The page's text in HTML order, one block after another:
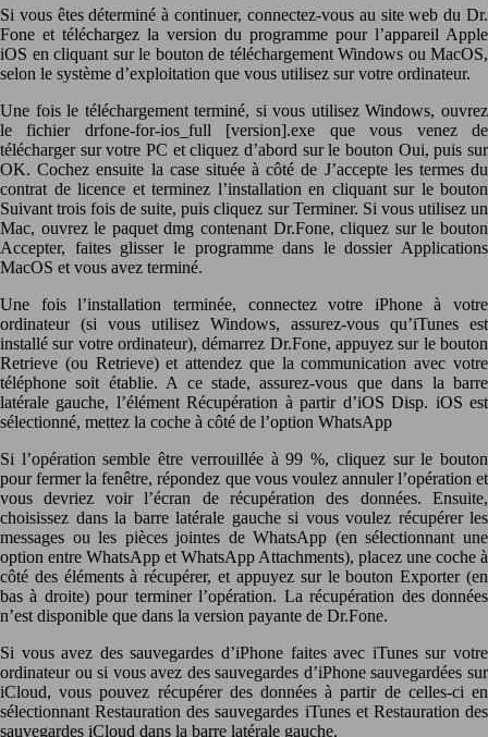
Si vous êtes déterminé à continuer, connectez-vous au site web du Dr.
Fone et téléchargez la version du programme pour l’appareil Apple
iOS en cliquant sur le bouton de téléchargement Windows ou MacOS,
selon le système d’exploitation que vous utilisez sur votre ordinateur.
Une fois le téléchargement terminé, si vous utilisez Windows, ouvrez
le fichier drfone-for-ios_full [version].exe que vous venez de
télécharger sur votre PC et cliquez d’abord sur le bouton Oui, puis sur
OK. Cochez ensuite la case située à côté de J’accepte les termes du
contrat de licence et terminez l’installation en cliquant sur le bouton
Suivant trois fois de suite, puis cliquez sur Terminer. Si vous utilisez un
Mac, ouvrez le paquet dmg contenant Dr.Fone, cliquez sur le bouton
Accepter, faites glisser le programme dans le dossier Applications
MacOS et vous avez terminé.
Une fois l’installation terminée, connectez votre iPhone à votre
ordinateur (si vous utilisez Windows, assurez-vous qu’iTunes est
installé sur votre ordinateur), démarrez Dr.Fone, appuyez sur le bouton
Retrieve (ou Retrieve) et attendez que la communication avec votre
téléphone soit établie. A ce stade, assurez-vous que dans la barre
latérale gauche, l’élément Récupération à partir d’iOS Disp. iOS est
sélectionné, mettez la coche à côté de l’option WhatsApp
Si l’opération semble être verrouillée à 99 %, cliquez sur le bouton
pour fermer la fenêtre, répondez que vous voulez annuler l’opération et
vous devriez voir l’écran de récupération des données. Ensuite,
choisissez dans la barre latérale gauche si vous voulez récupérer les
messages ou les pièces jointes de WhatsApp (en sélectionnant une
option entre WhatsApp et WhatsApp Attachments), placez une coche à
côté des éléments à récupérer, et appuyez sur le bouton Exporter (en
bas à droite) pour terminer l’opération. La récupération des données
n’est disponible que dans la version payante de Dr.Fone.
Si vous avez des sauvegardes d’iPhone faites avec iTunes sur votre
ordinateur ou si vous avez des sauvegardes d’iPhone sauvegardées sur
iCloud, vous pouvez récupérer des données à partir de celles-ci en
sélectionnant Restauration des sauvegardes iTunes et Restauration des
sauvegardes iCloud dans la barre latérale gauche.